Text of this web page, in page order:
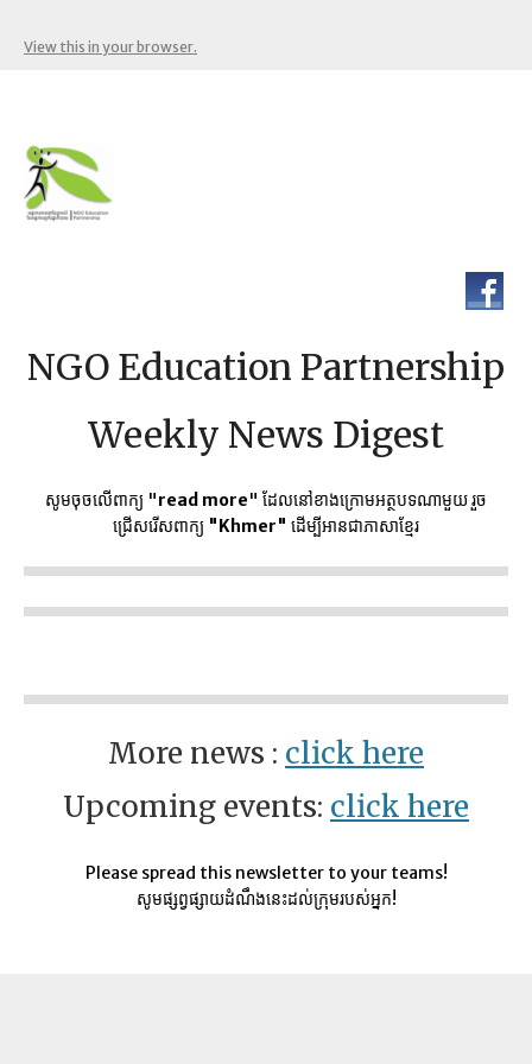
View this in your browser.
NGO Education Partnership
Weekly News Digest
សូមចុចលើពាក្យ "read more" ដែលនៅខាងក្រោមអត្ថបទណាមួយ​ រួច
ជ្រើសរើសពាក្យ "Khmer" ដើម្បីអានជាភាសាខ្មែរ
More news : click here
Upcoming events: click here
Please spread this newsletter to your teams!
សូមផ្សព្វផ្សាយដំណឹងនេះដល់ក្រុមរបស់អ្នក!